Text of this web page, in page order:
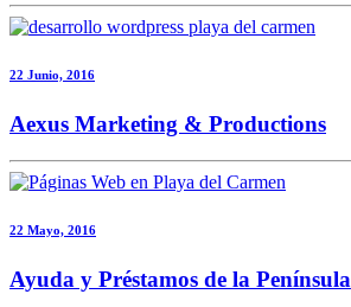
22 Junio, 2016
Aexus Marketing & Productions
22 Mayo, 2016
Ayuda y Préstamos de la Península